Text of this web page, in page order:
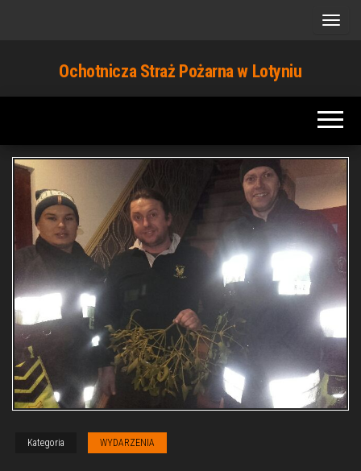
Ochotnicza Straż Pożarna w Lotyniu
Kategoria WYDARZENIA